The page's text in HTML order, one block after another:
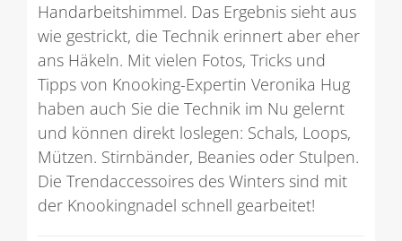
Handarbeitshimmel. Das Ergebnis sieht aus
wie gestrickt, die Technik erinnert aber eher
ans Häkeln. Mit vielen Fotos, Tricks und
Tipps von Knooking-Expertin Veronika Hug
haben auch Sie die Technik im Nu gelernt
und können direkt loslegen: Schals, Loops,
Mützen. Stirnbänder, Beanies oder Stulpen.
Die Trendaccessoires des Winters sind mit
der Knookingnadel schnell gearbeitet!